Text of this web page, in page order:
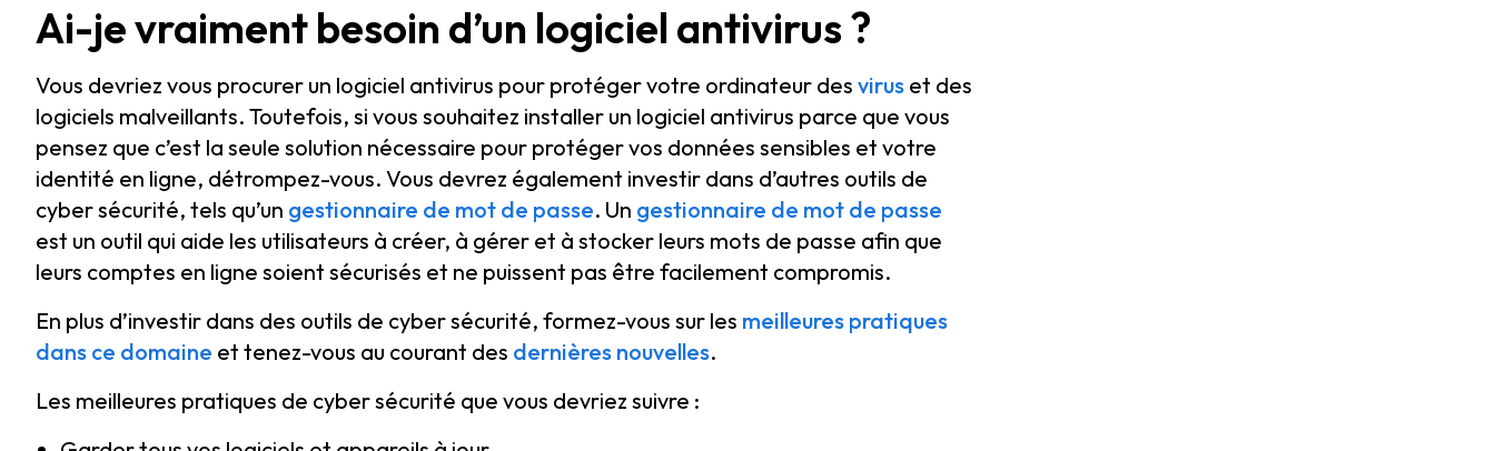
Ai-je vraiment besoin d’un logiciel antivirus ?
Vous devriez vous procurer un logiciel antivirus pour protéger votre ordinateur des virus et des
logiciels malveillants. Toutefois, si vous souhaitez installer un logiciel antivirus parce que vous
pensez que c’est la seule solution nécessaire pour protéger vos données sensibles et votre
identité en ligne, détrompez-vous. Vous devrez également investir dans d’autres outils de
cyber sécurité, tels qu’un gestionnaire de mot de passe. Un gestionnaire de mot de passe
est un outil qui aide les utilisateurs à créer, à gérer et à stocker leurs mots de passe afin que
leurs comptes en ligne soient sécurisés et ne puissent pas être facilement compromis.
En plus d’investir dans des outils de cyber sécurité, formez-vous sur les meilleures pratiques
dans ce domaine et tenez-vous au courant des dernières nouvelles.
Les meilleures pratiques de cyber sécurité que vous devriez suivre :